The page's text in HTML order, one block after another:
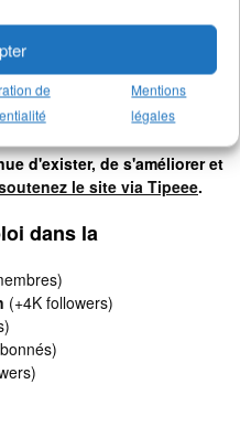
de Mentions
légales
d'exister, de s'améliorer et
le site via Tipeee.
dans la
(+4K followers)